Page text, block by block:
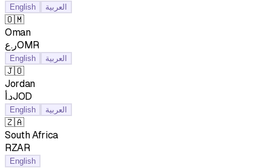
English العربية
🇴🇲
Oman
ر.عOMR
English العربية
🇯🇴
Jordan
د.أJOD
English العربية
🇿🇦
South Africa
RZAR
English